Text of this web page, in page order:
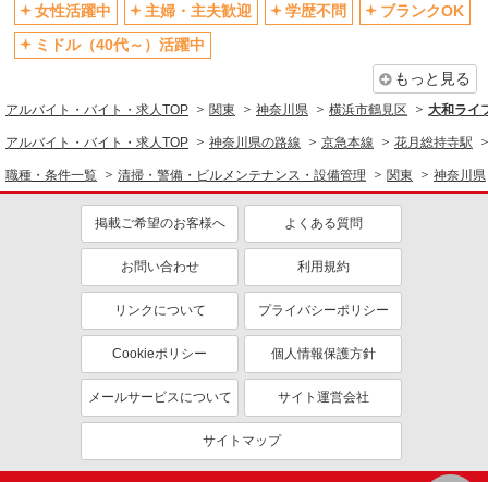
同じ特徴から求人を探す
ミドル（40代～）活躍中
社
社会保険あり
女性活躍中
主婦・主夫歓迎 学歴不問
ブランクOK
ミドル（40代～）活躍中
もっと見る
アルバイト・バイト・求人TOP 関東 神奈川県 横浜市鶴見区 大和ライ
アルバイト・バイト・求人TOP 神奈川県の路線 京急本線 花月総持寺駅
職種・条件一覧 清掃・警備・ビルメンテナンス・設備管理 関東 神奈川県
掲載ご希望のお客様へ よくある質問
お問い合わせ 利用規約
リンクについて プライバシーポリシー
Cookieポリシー 個人情報保護方針
メールサービスについて サイト運営会社
サイトマップ